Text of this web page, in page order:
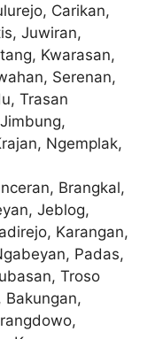
Carikan,
Juwiran,
Kwarasan,
Serenan,
Trasan
Ngemplak,
Brangkal,
Jeblog,
Karangan,
Padas,
Troso
Bakungan,